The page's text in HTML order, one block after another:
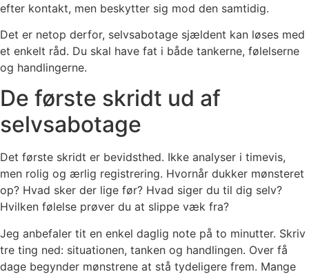
efter kontakt, men beskytter sig mod den samtidig.
Det er netop derfor, selvsabotage sjældent kan løses med
et enkelt råd. Du skal have fat i både tankerne, følelserne
og handlingerne.
De første skridt ud af
selvsabotage
Det første skridt er bevidsthed. Ikke analyser i timevis,
men rolig og ærlig registrering. Hvornår dukker mønsteret
op? Hvad sker der lige før? Hvad siger du til dig selv?
Hvilken følelse prøver du at slippe væk fra?
Jeg anbefaler tit en enkel daglig note på to minutter. Skriv
tre ting ned: situationen, tanken og handlingen. Over få
dage begynder mønstrene at stå tydeligere frem. Mange